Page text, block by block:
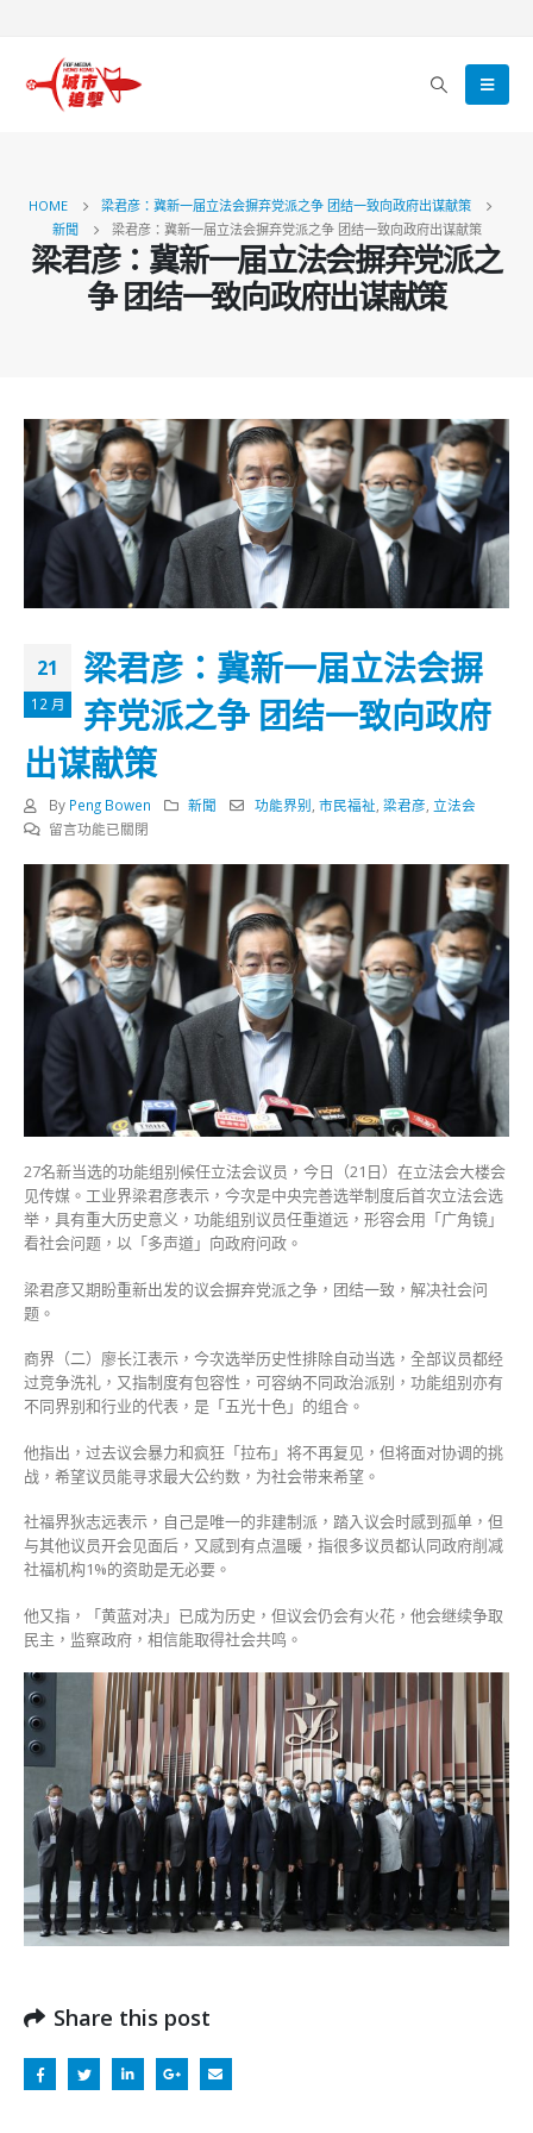
HOME
梁君彦：冀新一届立法会摒弃党派之争 团结一致向政府出谋献策
新聞
梁君彦：冀新一届立法会摒弃党派之争 团结一致向政府出谋献策
梁君彦：冀新一届立法会摒弃党派之
争 团结一致向政府出谋献策
21
12 月
梁君彦：冀新一届立法会摒
弃党派之争 团结一致向政府
出谋献策
By Peng Bowen 新聞 功能界别,市民福祉,梁君彦, 立法会
在
君
彦：
冀
新
一
届
立
会
弃
党
派
之
争
团
结
一
致
政
府
出
献
策〉
留言功能已關閉
27名新当选的功能组别候任立法会议员，今日（21日）在立法会大楼会
见传媒。工业界梁君彦表示，今次是中央完善选举制度后首次立法会选
举，具有重大历史意义，功能组别议员任重道远，形容会用「广角镜」
看社会问题，以「多声道」向政府问政。
梁君彦又期盼重新出发的议会摒弃党派之争，团结一致，解决社会问
题。
商界（二）廖长江表示，今次选举历史性排除自动当选，全部议员都经
过竞争洗礼，又指制度有包容性，可容纳不同政治派别，功能组别亦有
不同界别和行业的代表，是「五光十色」的组合。
他指出，过去议会暴力和疯狂「拉布」将不再复见，但将面对协调的挑
战，希望议员能寻求最大公约数，为社会带来希望。
社福界狄志远表示，自己是唯一的非建制派，踏入议会时感到孤单，但
与其他议员开会见面后，又感到有点温暖，指很多议员都认同政府削减
社福机构1%的资助是无必要。
他又指，「黄蓝对决」已成为历史，但议会仍会有火花，他会继续争取
民主，监察政府，相信能取得社会共鸣。
Share this post